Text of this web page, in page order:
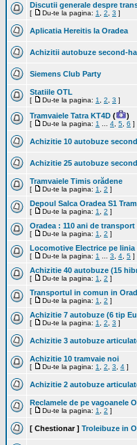
Discutii generale despre
[ Du-te la pagina: 1 2 3 ]
Aplicatia Hereitis la Oradea
Achizitii autobuze second-
Siemens Club Party
Statiile OTL
[ Du-te la pagina: 1 2 3 ]
Tramvaiele Tatra KT4D ( )
[ Du-te la pagina: 1 4 5 6 ]
Achizitie 10 autobuze
Achizitie 25 autobuze
Tramvaiele Timis orădene
[ Du-te la pagina: 1 2 ]
Depoul Salca Oradea S1
[ Du-te la pagina: 1 2 ]
Oradea : 110 ani de
[ Du-te la pagina: 1 2 ]
Locomotive Electrice pe linia
[ Du-te la pagina: 1 3 4 5 ]
Achizitie 40 autobuze (15
[ Du-te la pagina: 1 2 ]
Transportul in comun in
[ Du-te la pagina: 1 2 ]
Achizitie 7 autobuze (6 tip
[ Du-te la pagina: 1 2 3 ]
Achizitie 3 autobuze
Achizitie 10 tramvaie noi
[ Du-te la pagina: 1 2 3 4 ]
Achizitie 2 autobuze
Reclamele de pe vagoanele
[ Du-te la pagina: 1 2 ]
[ Chestionar ] Troleibuze in